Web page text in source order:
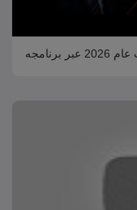
عصام خضيري يكشف كواليس أخطر ساعات عام 2026 عبر برنامجه